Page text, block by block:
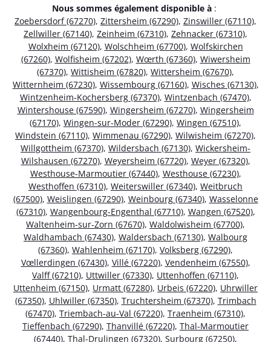
Nous sommes également disponible à :
Zoebersdorf (67270), Zittersheim (67290), Zinswiller (67110),
Zellwiller (67140), Zeinheim (67310), Zehnacker (67310),
Wolxheim (67120), Wolschheim (67700), Wolfskirchen
(67260), Wolfisheim (67202), Wœrth (67360), Wiwersheim
(67370), Wittisheim (67820), Wittersheim (67670),
Witternheim (67230), Wissembourg (67160), Wisches (67130),
Wintzenheim-Kochersberg (67370), Wintzenbach (67470),
Wintershouse (67590), Wingersheim (67270), Wingersheim
(67170), Wingen-sur-Moder (67290), Wingen (67510),
Windstein (67110), Wimmenau (67290), Wilwisheim (67270),
Willgottheim (67370), Wildersbach (67130), Wickersheim-
Wilshausen (67270), Weyersheim (67720), Weyer (67320),
Westhouse-Marmoutier (67440), Westhouse (67230),
Westhoffen (67310), Weiterswiller (67340), Weitbruch
(67500), Weislingen (67290), Weinbourg (67340), Wasselonne
(67310), Wangenbourg-Engenthal (67710), Wangen (67520),
Waltenheim-sur-Zorn (67670), Waldolwisheim (67700),
Waldhambach (67430), Waldersbach (67130), Walbourg
(67360), Wahlenheim (67170), Volksberg (67290),
Vœllerdingen (67430), Villé (67220), Vendenheim (67550),
Valff (67210), Uttwiller (67330), Uttenhoffen (67110),
Uttenheim (67150), Urmatt (67280), Urbeis (67220), Uhrwiller
(67350), Uhlwiller (67350), Truchtersheim (67370), Trimbach
(67470), Triembach-au-Val (67220), Traenheim (67310),
Tieffenbach (67290), Thanvillé (67220), Thal-Marmoutier
(67440), Thal-Drulingen (67320), Surbourg (67250),